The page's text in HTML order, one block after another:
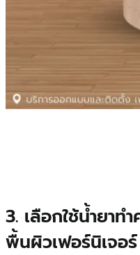
3. เลือกใช้น้ำยาท
พื้นผิวเฟอร์นิเจอร์